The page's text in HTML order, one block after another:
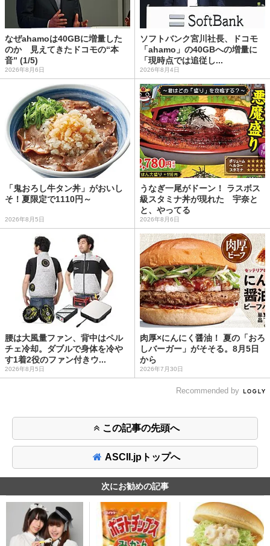
なぜahamoは40GBに増量した
のか 見えてきたドコモの“本
音” (1/5)
2026年8月6日
ソフトバンク宮川社長、ドコモ
「ahamo」の40GBへの増量に
「現時点では追従し...
2026年8月4日
「鬼おろし牛タン丼」がおいし
そ！夏限定で1110円～
2026年8月5日
うなぎ一尾がドーン！ ラスボス
級スタミナ丼が現れた 宇奈と
と、やってる
2026年8月6日
腰は大風量ファン、背中はペル
チェ冷却。ダブルで身体を冷や
す1着2役のファン付きウ...
2026年8月5日
肉厚×にんにく醤油！ 夏の「おろ
しバーガー」がそそる。8月5日
から
2026年7月30日
Recommended by
この記事の先頭へ
ASCII.jpトップへ
次にお勧めの記事